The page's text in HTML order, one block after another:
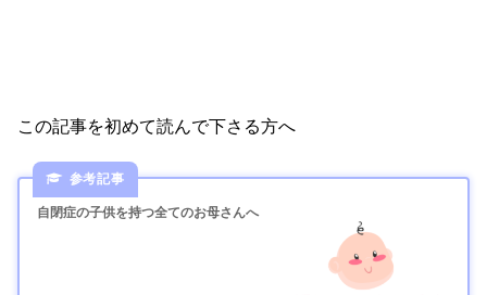
この記事を初めて読んで下さる方へ
自閉症の子供を持つ全てのお母さんへ